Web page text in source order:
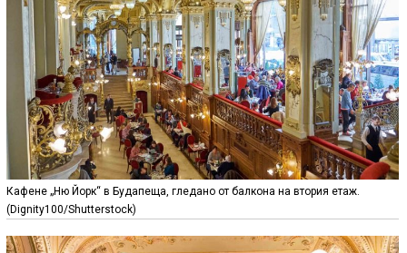
Кафене „Ню Йорк“ в Будапеща, гледано от балкона на втория етаж.
(Dignity100/Shutterstock)